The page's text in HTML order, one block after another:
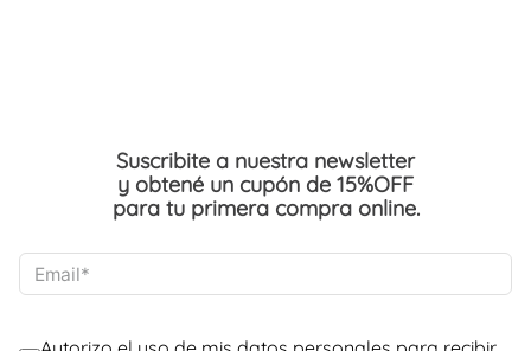
Suscribite a nuestra newsletter
y obtené un cupón de 15%OFF
para tu primera compra online.